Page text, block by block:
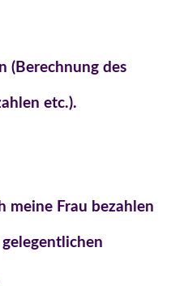
(Berechnung des
etc.).
meine Frau bezahlen